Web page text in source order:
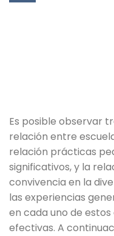
Es posible observar
relación entre
relación prácticas
significativos, y la
convivencia en la
las experiencias
en cada uno de
efectivas. A